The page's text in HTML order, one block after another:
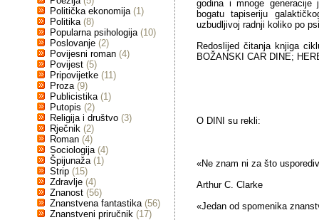
Politička ekonomija (1)
Politika (8)
Popularna psihologija (10)
Poslovanje (2)
Povijesni roman (4)
Povijest (5)
Pripovijetke (11)
Proza (9)
Publicistika (1)
Putopis (2)
Religija i društvo (3)
Rječnik (2)
Roman (4)
Sociologija (4)
Špijunaža (1)
Strip (15)
Zdravlje (4)
Znanost (56)
Znanstvena fantastika (56)
Znanstveni priručnik (17)
godina i mnoge
bogatu tapiseriju
uzbudljivoj radnji koliko po
Redoslijed čitanja knjiga
BOŽANSKI CAR DINE;
O DINI su rekli:
«Ne znam ni za što
Arthur C. Clarke
«Jedan od spomenika